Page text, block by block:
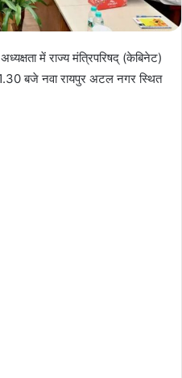
में राज्य मंत्रिपरिषद् (केबिनेट)
बजे नवा रायपुर अटल नगर स्थित